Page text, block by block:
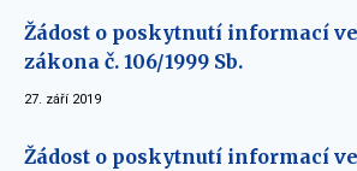
Žádost o poskytnutí informací
zákona č. 106/1999 Sb.
27. září 2019
Žádost o poskytnutí informací